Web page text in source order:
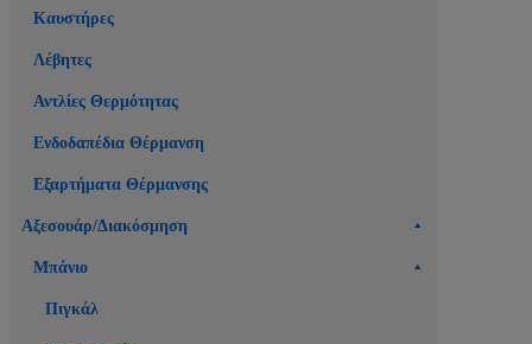
Καυστήρες
Λέβητες
Αντλίες Θερμότητας
Ενδοδαπέδια Θέρμανση
Εξαρτήματα Θέρμανσης
Αξεσουάρ/Διακόσμηση
Μπάνιο
Πιγκάλ